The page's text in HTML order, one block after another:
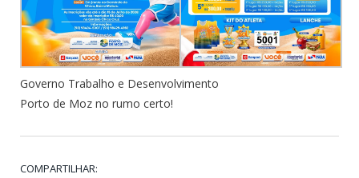
Governo Trabalho e Desenvolvimento
Porto de Moz no rumo certo!
COMPARTILHAR: